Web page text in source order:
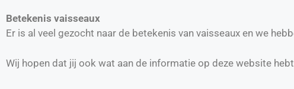
Betekenis vaisseaux
Er is al veel gezocht naar de betekenis van vaisseaux en we
Wij hopen dat jij ook wat aan de informatie op deze website